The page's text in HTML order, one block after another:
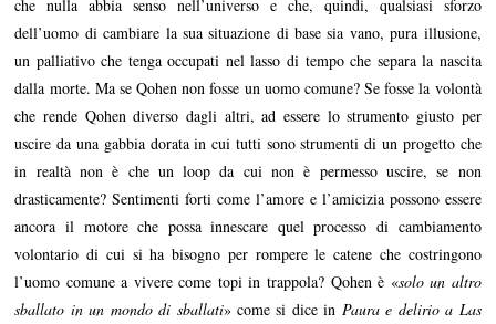
che nulla abbia senso nell’universo e che, quindi, qualsiasi sforzo
dell’uomo di cambiare la sua situazione di base sia vano, pura illusione,
un palliativo che tenga occupati nel lasso di tempo che separa la nascita
dalla morte. Ma se Qohen non fosse un uomo comune? Se fosse la volontà
che rende Qohen diverso dagli altri, ad essere lo strumento giusto per
uscire da una gabbia dorata in cui tutti sono strumenti di un progetto che
in realtà non è che un loop da cui non è permesso uscire, se non
drasticamente? Sentimenti forti come l’amore e l’amicizia possono essere
ancora il motore che possa innescare quel processo di cambiamento
volontario di cui si ha bisogno per rompere le catene che costringono
l’uomo comune a vivere come topi in trappola? Qohen è «solo un altro
sballato in un mondo di sballati» come si dice in Paura e delirio a Las